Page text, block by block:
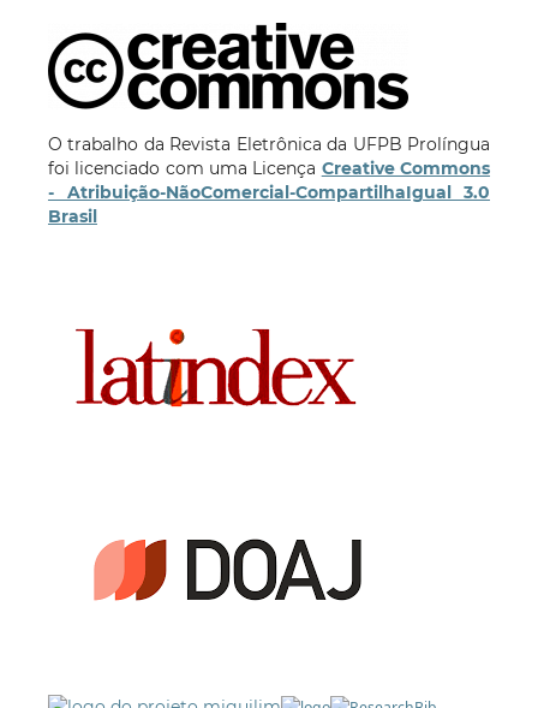
O trabalho da Revista Eletrônica da UFPB Prolíngua
foi licenciado com uma Licença Creative Commons
- Atribuição-NãoComercial-CompartilhaIgual 3.0
Brasil